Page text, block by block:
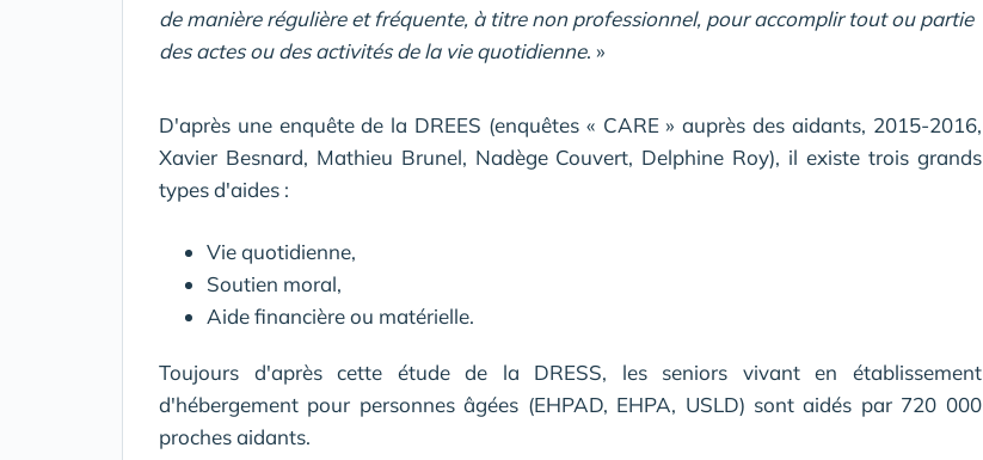
de manière régulière et fréquente, à titre non professionnel, pour accomplir tout ou partie
des actes ou des activités de la vie quotidienne. »
D'après une enquête de la DREES (enquêtes « CARE » auprès des aidants, 2015-2016,
Xavier Besnard, Mathieu Brunel, Nadège Couvert, Delphine Roy), il existe trois grands
types d'aides :
Vie quotidienne,
Soutien moral,
Aide financière ou matérielle.
Toujours d'après cette étude de la DRESS, les seniors vivant en établissement
d'hébergement pour personnes âgées (EHPAD, EHPA, USLD) sont aidés par 720 000
proches aidants.